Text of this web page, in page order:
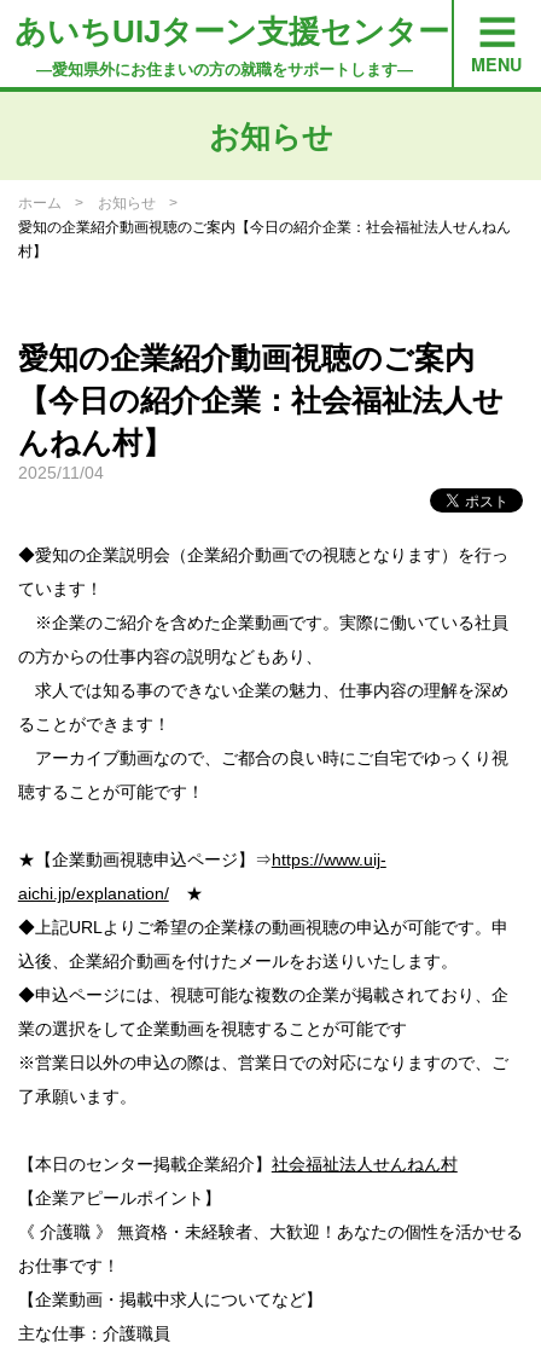
あいちUIJターン支援センター
―愛知県外にお住まいの方の就職をサポートします―
お知らせ
ホーム
お知らせ
愛知の企業紹介動画視聴のご案内【今日の紹介企業：社会福祉法人せんねん
村】
愛知の企業紹介動画視聴のご案内
【今日の紹介企業：社会福祉法人せ
んねん村】
2025/11/04
◆愛知の企業説明会（企業紹介動画での視聴となります）を行っ
ています！
※企業のご紹介を含めた企業動画です。実際に働いている社員
の方からの仕事内容の説明などもあり、
求人では知る事のできない企業の魅力、仕事内容の理解を深め
ることができます！
アーカイブ動画なので、ご都合の良い時にご自宅でゆっくり視
聴することが可能です！
★【企業動画視聴申込ページ】⇒https://www.uij-
aichi.jp/explanation/★
◆上記URLよりご希望の企業様の動画視聴の申込が可能です。申
込後、企業紹介動画を付けたメールをお送りいたします。
◆申込ページには、視聴可能な複数の企業が掲載されており、企
業の選択をして企業動画を視聴することが可能です
※営業日以外の申込の際は、営業日での対応になりますので、ご
了承願います。
【本日のセンター掲載企業紹介】 社会福祉法人せんねん村
【企業アピールポイント】
《 介護職 》 無資格・未経験者、大歓迎！あなたの個性を活かせる
お仕事です！
【企業動画・掲載中求人についてなど】
主な仕事：介護職員